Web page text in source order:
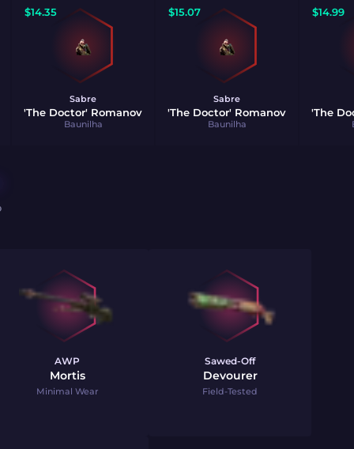
$14.35
Sabre
'The Doctor' Romanov
Baunilha
$15.07
Sabre
'The Doctor' Romanov
Baunilha
$14.99
'The
AWP
Mortis
Minimal Wear
Sawed-Off
Devourer
Field-Tested